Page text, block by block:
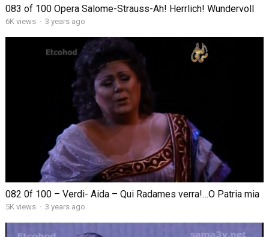
083 of 100 Opera Salome-Strauss-Ah! Herrlich! Wundervoll
6K views · 3 years ago
082 0f 100 – Verdi- Aida – Qui Radames verra!…O Patria mia
5K views · 3 years ago